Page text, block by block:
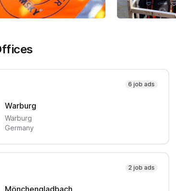
6 job ads
Warburg
Warburg
Germany
2 job ads
Mönchengladbach